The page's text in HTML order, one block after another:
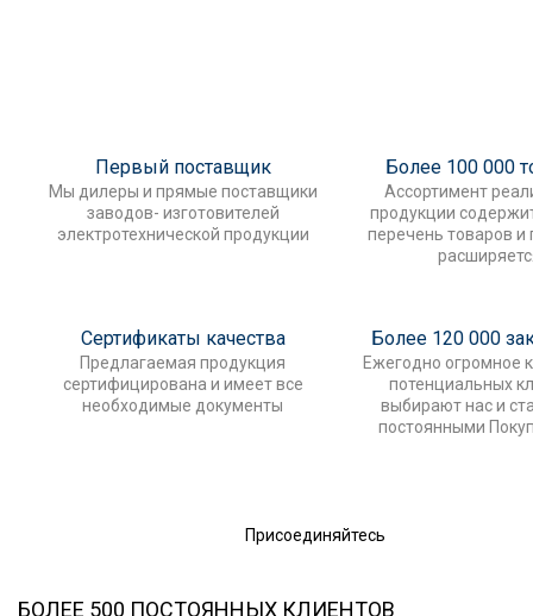
Первый поставщик
Мы дилеры и прямые поставщики
заводов- изготовителей
электротехнической продукции
Более 100 000
Ассортимент
продукции
перечень товаров и
Сертификаты качества
Предлагаемая продукция
сертифицирована и имеет все
необходимые документы
Более 120 000
Ежегодно огромное
потенциальных
выбирают нас и
постоянными
Присоединяйтесь
БОЛЕЕ 500 ПОСТОЯННЫХ КЛИЕНТОВ